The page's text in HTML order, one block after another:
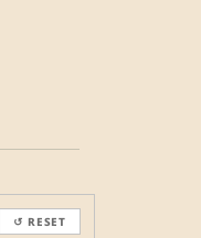
↺ RESET